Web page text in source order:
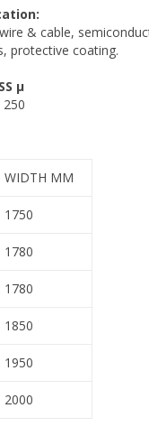
& cable,
protective coating.
µ
250
WIDTH MM
1750
1780
1780
1850
1950
2000